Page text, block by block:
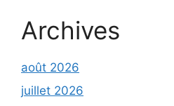
Archives
août 2026
juillet 2026